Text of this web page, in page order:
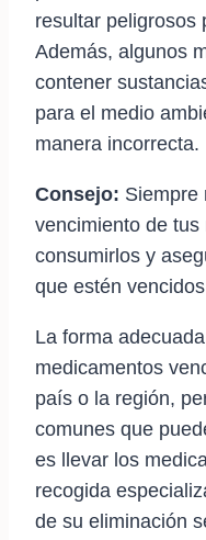
resultar peligrosos
Además, algunos
contener
para el medio
manera incorrecta.
Consejo: Siempre
vencimiento de
consumirlos y
que estén
La forma
medicamentos
país o la región,
comunes que
es llevar los
recogida
de su eliminación